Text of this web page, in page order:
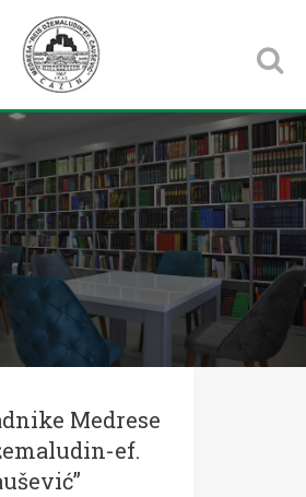
Medrese
ef.